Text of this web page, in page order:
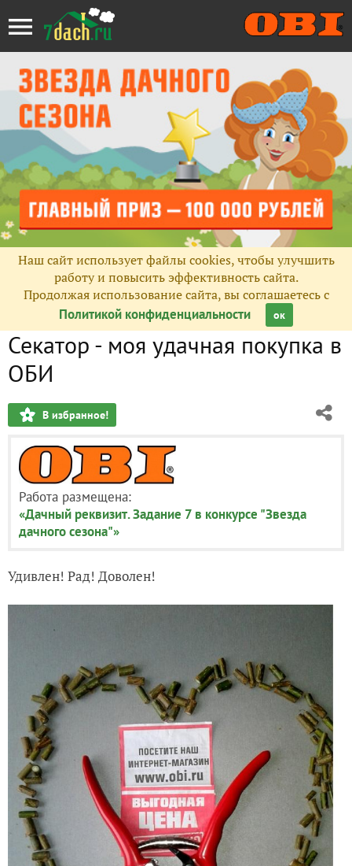
Наш сайт использует файлы cookies, чтобы улучшить
работу и повысить эффективность сайта.
Продолжая использование сайта, вы соглашаетесь с
Политикой конфиденциальности
ок
Секатор - моя удачная покупка в
ОБИ
В избранное!
Работа размещена:
«Дачный реквизит. Задание 7 в конкурсе "Звезда
дачного сезона"»
Удивлен! Рад! Доволен!